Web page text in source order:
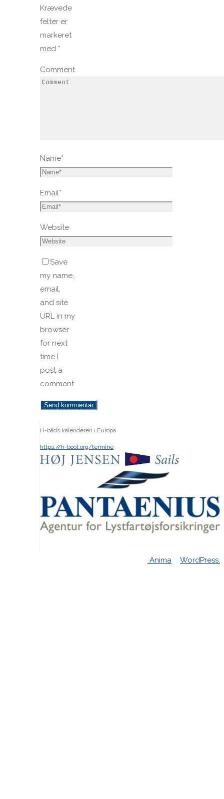
Krævede
felter er
markeret
med *
Comment
Name*
Email*
Website
Save
my name,
email,
and site
URL in my
browser
for next
time I
post a
comment.
H-båds kalenderen i Europa
https://h-boot.org/termine
Anima WordPress.